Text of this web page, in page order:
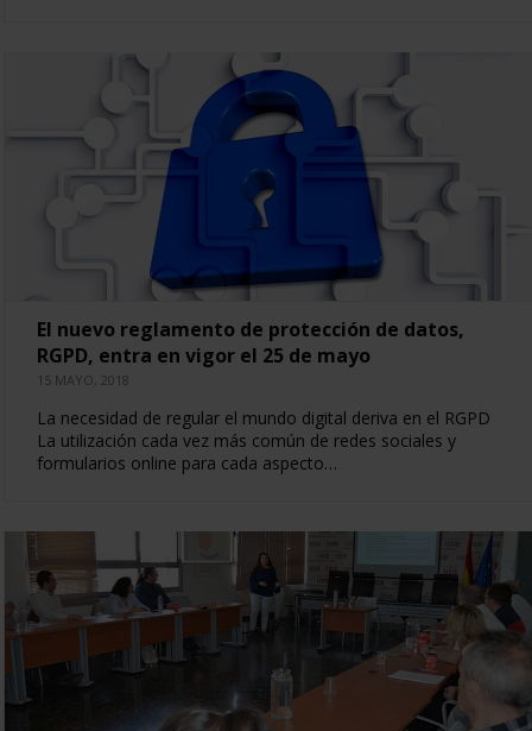
El nuevo reglamento de protección de datos,
RGPD, entra en vigor el 25 de mayo
15 MAYO, 2018
La necesidad de regular el mundo digital deriva en el RGPD
La utilización cada vez más común de redes sociales y
formularios online para cada aspecto…